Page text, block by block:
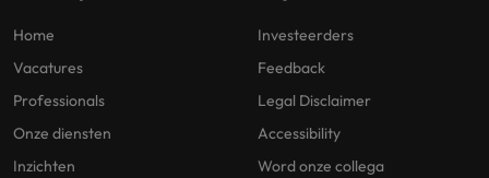
Home
Vacatures
Professionals
Onze diensten
Inzichten
Investeerders
Feedback
Legal Disclaimer
Accessibility
Word onze collega